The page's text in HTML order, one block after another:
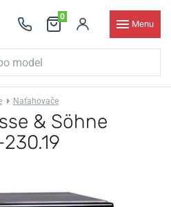
0
Menu
Naťahovače
& Söhne